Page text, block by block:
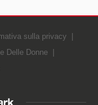
sulla privacy
Delle Donne